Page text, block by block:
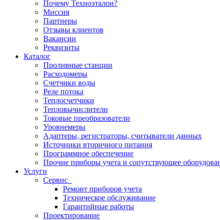
Почему Техноэталон?
Миссия
Партнеры
Отзывы клиентов
Вакансии
Реквизиты
Каталог
Проливные станции
Расходомеры
Счетчики воды
Реле потока
Теплосчетчики
Тепловычислители
Токовые преобразователи
Уровнемеры
Адаптеры, регистраторы, считыватели данных
Источники вторичного питания
Программное обеспечение
Прочие приборы учета и сопутствующее
Услуги
Сервис
Ремонт приборов учета
Техническое обслуживание
Гарантийные работы
Проектирование